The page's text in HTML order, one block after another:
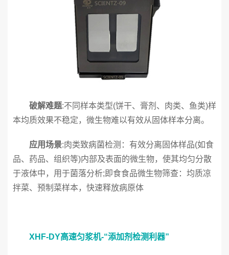
破解难题:不同样本类型(饼干、膏剂、肉类、鱼类)样
本均质效果不稳定，微生物难以有效从固体样本分离。
应用场景:肉类致病菌检测：有效分离固体样品(如食
品、药品、组织等)内部及表面的微生物，使其均匀分散
于液体中，用于菌落分析;即食食品微生物筛查：均质凉
拌菜、预制菜样本，快速释放病原体
XHF-DY高速匀浆机-“添加剂检测利器”